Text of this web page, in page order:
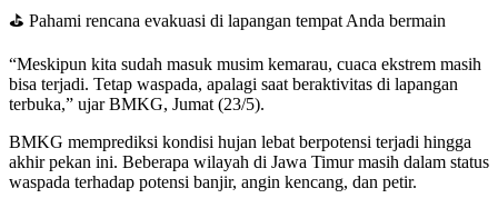
⛳ Pahami rencana evakuasi di lapangan tempat Anda bermain
“Meskipun kita sudah masuk musim kemarau, cuaca ekstrem masih
bisa terjadi. Tetap waspada, apalagi saat beraktivitas di lapangan
terbuka,” ujar BMKG, Jumat (23/5).
BMKG memprediksi kondisi hujan lebat berpotensi terjadi hingga
akhir pekan ini. Beberapa wilayah di Jawa Timur masih dalam status
waspada terhadap potensi banjir, angin kencang, dan petir.